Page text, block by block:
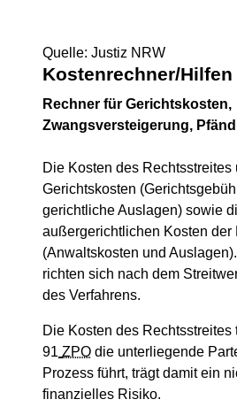
Quelle: Justiz NRW
Kostenrechner/Hilfen
Rechner für Gerichtskosten,
Zwangsversteigerung,
Die Kosten des Rechtsstreites
Gerichtskosten
gerichtliche Auslagen) sowie
außergerichtlichen Kosten der
(Anwaltskosten und
richten sich nach dem
des Verfahrens.
Die Kosten des Rechtsstreites
91 ZPO die unterliegende
Prozess führt, trägt damit ein
finanzielles Risiko.